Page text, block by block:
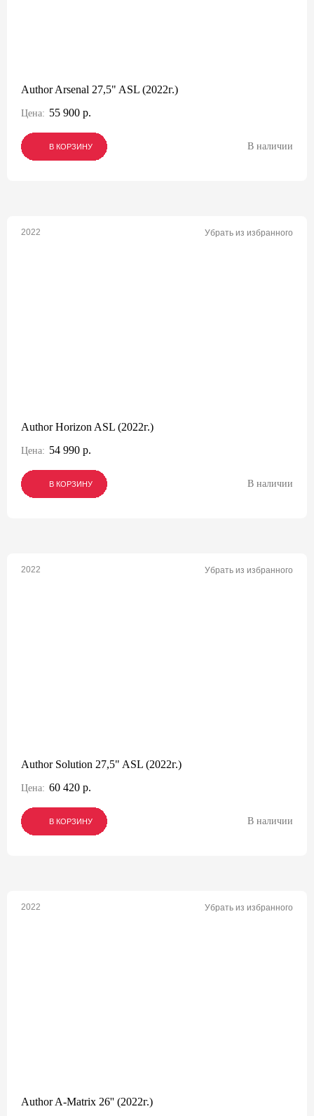
Author Arsenal 27,5" ASL (2022г.)
Цена: 55 900 р.
В КОРЗИНУ
В КОРЗИНУ
В КОРЗИНУ В наличии
2022 Убрать из избранного
Author Horizon ASL (2022г.)
Цена: 54 990 р.
В КОРЗИНУ
В КОРЗИНУ
В КОРЗИНУ В наличии
2022 Убрать из избранного
Author Solution 27,5" ASL (2022г.)
Цена: 60 420 р.
В КОРЗИНУ
В КОРЗИНУ
В КОРЗИНУ В наличии
2022 Убрать из избранного
Author A-Matrix 26'' (2022г.)